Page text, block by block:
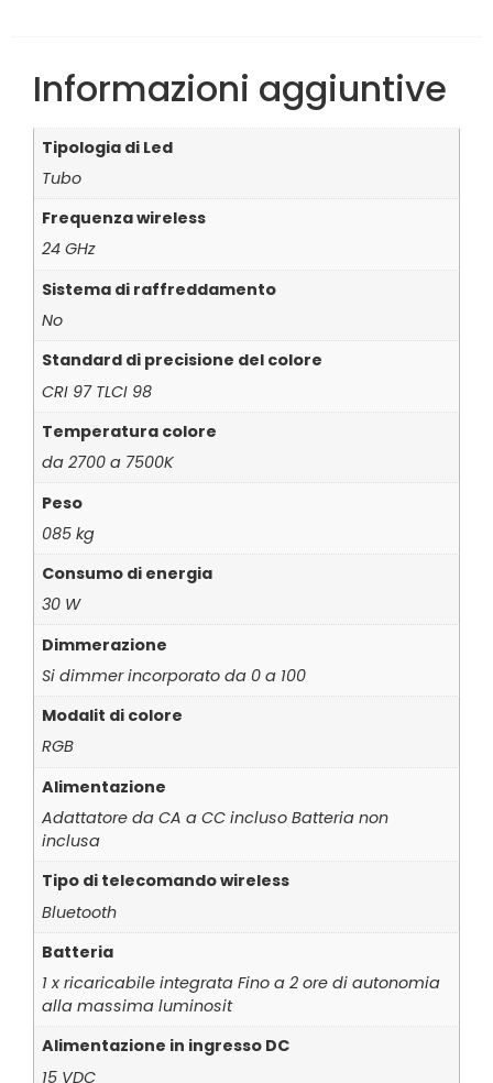
Informazioni aggiuntive
Tipologia di Led
Tubo
Frequenza wireless
24 GHz
Sistema di raffreddamento
No
Standard di precisione del colore
CRI 97 TLCI 98
Temperatura colore
da 2700 a 7500K
Peso
085 kg
Consumo di energia
30 W
Dimmerazione
Si dimmer incorporato da 0 a 100
Modalit di colore
RGB
Alimentazione
Adattatore da CA a CC incluso Batteria non
inclusa
Tipo di telecomando wireless
Bluetooth
Batteria
1 x ricaricabile integrata Fino a 2 ore di autonomia
alla massima luminosit
Alimentazione in ingresso DC
15 VDC